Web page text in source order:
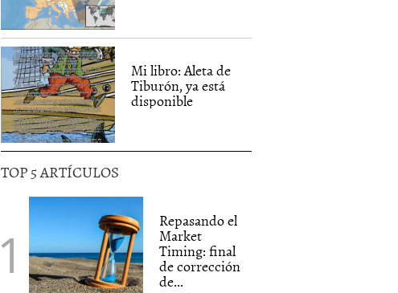
Mi libro: Aleta de
Tiburón, ya está
disponible
TOP 5 ARTÍCULOS
Repasando el
Market
Timing: final
de corrección
de...